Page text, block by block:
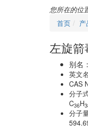
您所在的位
首页
左旋箭
别名：
英文
CAS
分子
C36H
分子